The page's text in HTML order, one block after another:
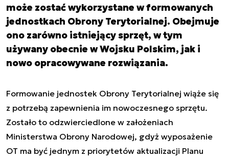
może zostać wykorzystane w formowanych
jednostkach Obrony Terytorialnej. Obejmuje
ono zarówno istniejący sprzęt, w tym
używany obecnie w Wojsku Polskim, jak i
nowo opracowywane rozwiązania.
Formowanie jednostek Obrony Terytorialnej wiąże się
z potrzebą zapewnienia im nowoczesnego sprzętu.
Zostało to odzwierciedlone w założeniach
Ministerstwa Obrony Narodowej, gdyż wyposażenie
OT ma być jednym z priorytetów aktualizacji Planu